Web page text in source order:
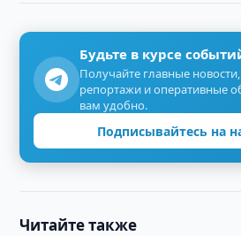
Будьте в курсе
Получайте главные
репортажи и оперативные
вам удобно.
Подписывайтесь на
Читайте также